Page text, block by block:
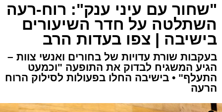
"שחור עם עיני ענק": רוח-רעה
השתלטה על חדר השיעורים
בישיבה | צפו בעדות הרב
בעקבות שורת עדויות של בחורים ואנשי צוות –
הגיע המשגיח לבדוק את התופעה "וכמעט
התעלף" • בישיבה החלו בפעולות לסילוק הרוח
הרעה